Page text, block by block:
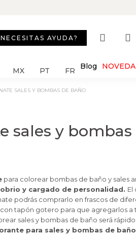
AYUDA?
MX PT FR Blog
SALES Y BOMBAS DE BAÑO
sales y bombas
para colorear bombas de baño y sales
y cargado de personalidad. El
podrás comprarlo en frascos de
tapón gotero para que agregarlos a
sales y bombas de baño será rápido
para sales y bombas de baño